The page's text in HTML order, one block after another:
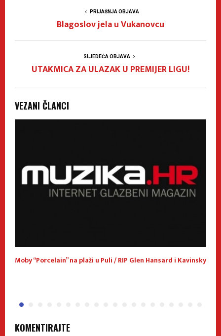
PRIJAŠNJA OBJAVA
Blagoslov jela u Vukanovcu
SLJEDEĆA OBJAVA
UTAKMICA ZA ULAZAK U PREMIJER LIGU!
VEZANI ČLANCI
Moby “Porcelain” na plaži u Puli / RIP Glen Hansard i Kavinsky
KOMENTIRAJTE